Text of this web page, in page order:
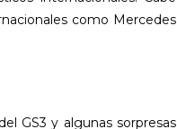
como Mercedes
GS3 y algunas sorpresas